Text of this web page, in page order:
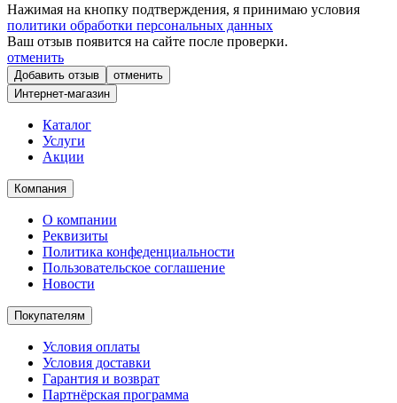
Нажимая на кнопку подтверждения, я принимаю условия
политики обработки персональных данных
Ваш отзыв появится на сайте после проверки.
отменить
отменить
Интернет-магазин
Каталог
Услуги
Акции
Компания
О компании
Реквизиты
Политика конфеденциальности
Пользовательское соглашение
Новости
Покупателям
Условия оплаты
Условия доставки
Гарантия и возврат
Партнёрская программа